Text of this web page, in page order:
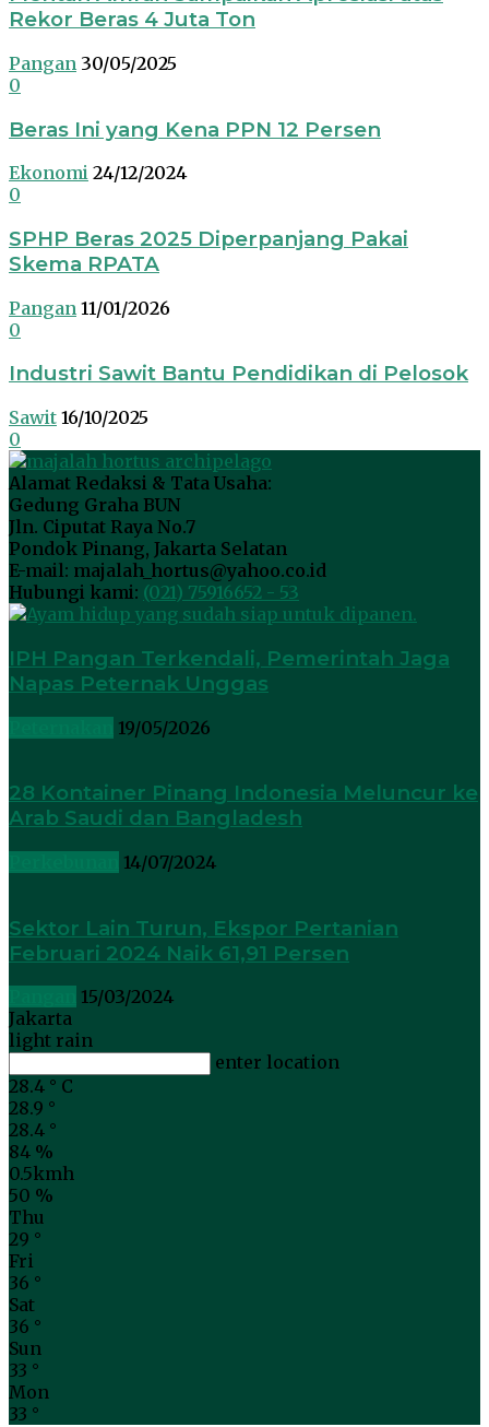
Rekor Beras 4 Juta Ton
Pangan 30/05/2025
0
Beras Ini yang Kena PPN 12 Persen
Ekonomi 24/12/2024
0
SPHP Beras 2025 Diperpanjang Pakai
Skema RPATA
Pangan 11/01/2026
0
Industri Sawit Bantu Pendidikan di Pelosok
Sawit 16/10/2025
0
Alamat Redaksi & Tata Usaha:
Gedung Graha BUN
Jln. Ciputat Raya No.7
Pondok Pinang, Jakarta Selatan
E-mail: majalah_hortus@yahoo.co.id
Hubungi kami: (021) 75916652 - 53
IPH Pangan Terkendali, Pemerintah Jaga
Napas Peternak Unggas
19/05/2026
28 Kontainer Pinang Indonesia Meluncur ke
Arab Saudi dan Bangladesh
14/07/2024
Sektor Lain Turun, Ekspor Pertanian
Februari 2024 Naik 61,91 Persen
15/03/2024
Jakarta
light rain
enter location
28.4 ° C
28.9 °
28.4 °
84 %
0.5kmh
50 %
Thu
29 °
Fri
36 °
Sat
36 °
Sun
33 °
Mon
33 °